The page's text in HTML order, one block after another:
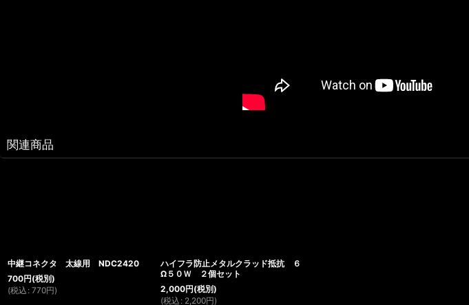
関連商品
中継コネクタ 太線用 NDC2420
700円(税別)
(税込 : 770円)
ハイフラ防止メタルクラッド抵抗 ６
Ω５０Ｗ ２個セット
2,000円(税別)
(税込 : 2,200円)